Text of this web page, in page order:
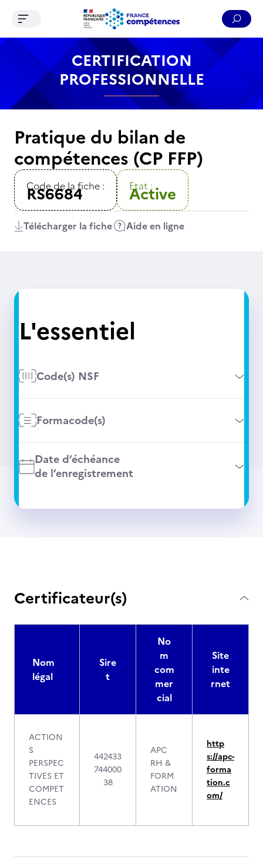
Contenu Recherche Menu Pied de page
Ouvrir le menu de navigation
CERTIFICATION
PROFESSIONNELLE
Pratique du bilan de
compétences (CP FFP)
Code de la fiche :
RS6684 Etat :
Active
Télécharger la fiche Aide en ligne
L'essentiel
Code(s) NSF
Formacode(s)
Date d’échéance
de l’enregistrement
Certificateur(s)
Nom
légal
Sire
t
No
m
com
mer
cial
Site
inte
rnet
ACTION
S
PERSPEC
TIVES ET
COMPET
ENCES
442433
744000
38
APC
RH &
FORM
ATION
http
s://apc-
forma
tion.c
om/